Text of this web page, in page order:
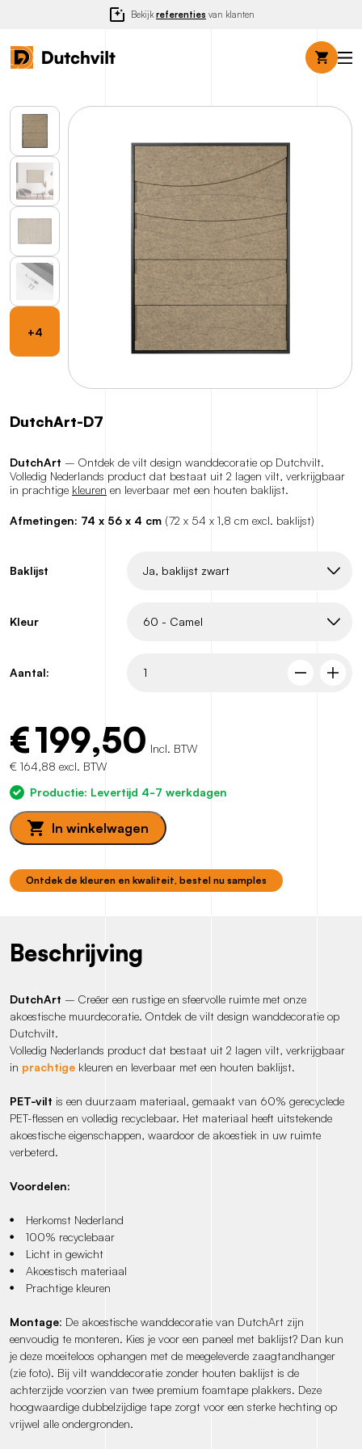
Bekijk referenties van klanten
+4
DutchArt-D7
DutchArt – Ontdek de vilt design wanddecoratie op Dutchvilt.
Volledig Nederlands product dat bestaat uit 2 lagen vilt, verkrijgbaar
in prachtige kleuren en leverbaar met een houten baklijst.
Afmetingen: 74 x 56 x 4 cm (72 x 54 x 1,8 cm excl. baklijst)
Baklijst
Kleur
Aantal:
€199,50 Incl. BTW
€ 164,88 excl. BTW
Productie: Levertijd 4-7 werkdagen
In winkelwagen
Ontdek de kleuren en kwaliteit, bestel nu samples
Beschrijving
DutchArt – Creëer een rustige en sfeervolle ruimte met onze
akoestische muurdecoratie. Ontdek de vilt design wanddecoratie op
Dutchvilt.
Volledig Nederlands product dat bestaat uit 2 lagen vilt, verkrijgbaar
in prachtige kleuren en leverbaar met een houten baklijst.
PET-vilt is een duurzaam materiaal, gemaakt van 60% gerecyclede
PET-flessen en volledig recyclebaar. Het materiaal heeft uitstekende
akoestische eigenschappen, waardoor de akoestiek in uw ruimte
verbeterd.
Voordelen:
Herkomst Nederland
100% recyclebaar
Licht in gewicht
Akoestisch materiaal
Prachtige kleuren
Montage: De akoestische wanddecoratie van DutchArt zijn
eenvoudig te monteren. Kies je voor een paneel met baklijst? Dan kun
je deze moeiteloos ophangen met de meegeleverde zaagtandhanger
(zie foto). Bij vilt wanddecoratie zonder houten baklijst is de
achterzijde voorzien van twee premium foamtape plakkers. Deze
hoogwaardige dubbelzijdige tape zorgt voor een sterke hechting op
vrijwel alle ondergronden.